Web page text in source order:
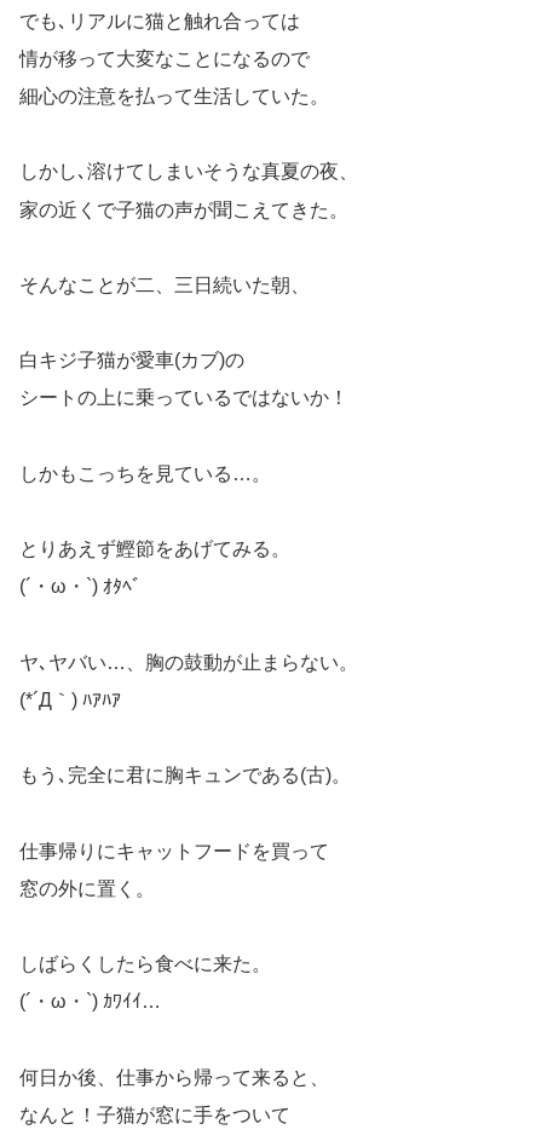
でも､リアルに猫と触れ合っては
情が移って大変なことになるので
細心の注意を払って生活していた。
しかし､溶けてしまいそうな真夏の夜、
家の近くで子猫の声が聞こえてきた。
そんなことが二、三日続いた朝、
白キジ子猫が愛車(カブ)の
シートの上に乗っているではないか！
しかもこっちを見ている…。
とりあえず鰹節をあげてみる。
(´・ω・`) ｵﾀﾍﾞ
ヤ､ヤバい…、胸の鼓動が止まらない。
(*´Д｀) ﾊｱﾊｱ
もう､完全に君に胸キュンである(古)。
仕事帰りにキャットフードを買って
窓の外に置く。
しばらくしたら食べに来た。
(´・ω・`) ｶﾜｲｲ…
何日か後、仕事から帰って来ると、
なんと！子猫が窓に手をついて